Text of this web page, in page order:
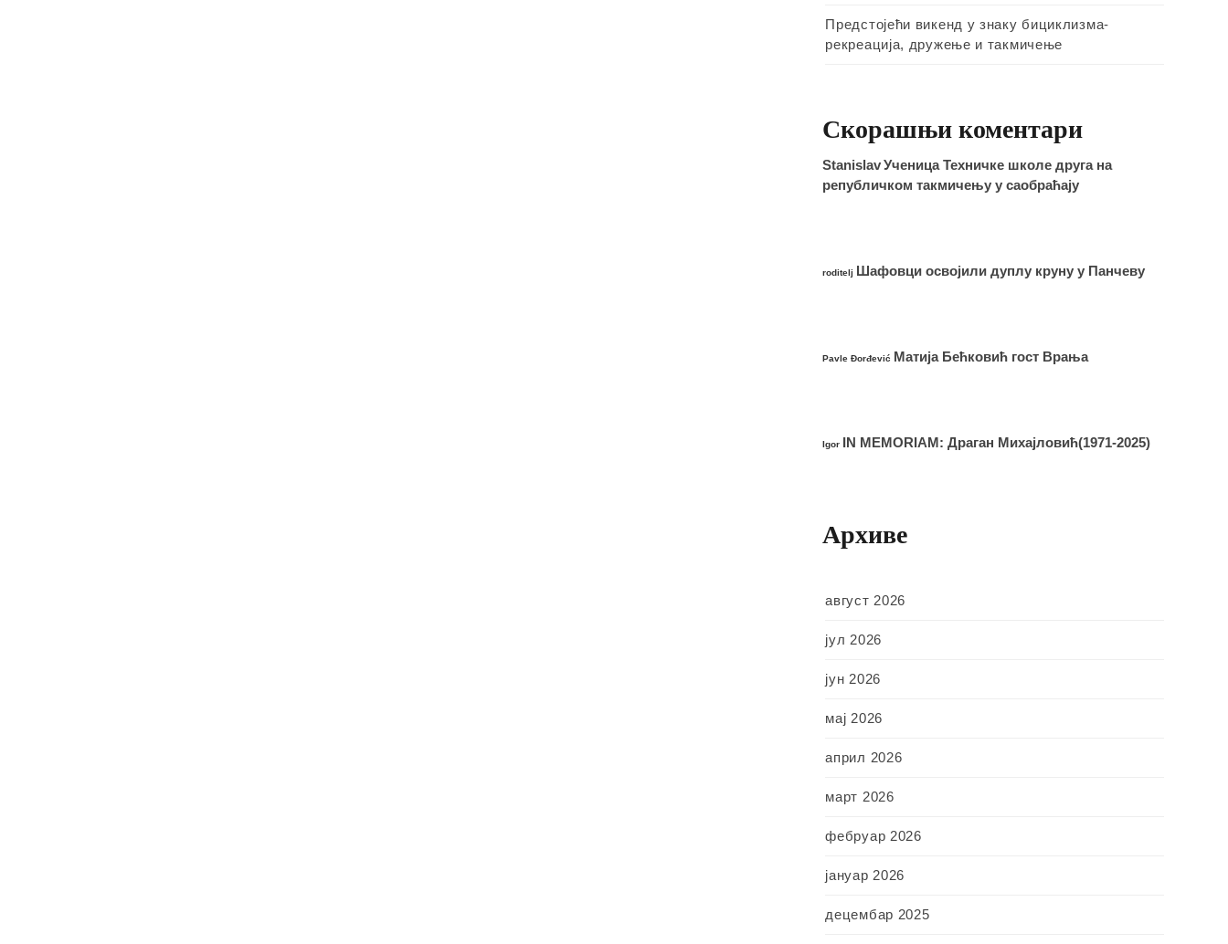
Предстојећи викенд у знаку бициклизма-
рекреација, дружење и такмичење
Скорашњи коментари
StanislavУченица Техничке школе друга на
републичком такмичењу у саобраћају
roditelj Шафовци освојили дуплу круну у Панчеву
Pavle Đorđević Матија Бећковић гост Врања
Igor IN MEMORIAM: Драган Михајловић(1971-2025)
Архиве
август 2026
јул 2026
јун 2026
мај 2026
април 2026
март 2026
фебруар 2026
јануар 2026
децембар 2025